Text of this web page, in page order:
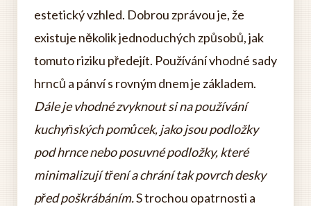
estetický vzhled. Dobrou zprávou je, že
existuje několik jednoduchých způsobů, jak
tomuto riziku předejít. Používání vhodné sady
hrnců a pánví s rovným dnem je základem.
Dále je vhodné zvyknout si na používání
kuchyňských pomůcek, jako jsou podložky
pod hrnce nebo posuvné podložky, které
minimalizují tření a chrání tak povrch desky
před poškrábáním.S trochou opatrnosti a